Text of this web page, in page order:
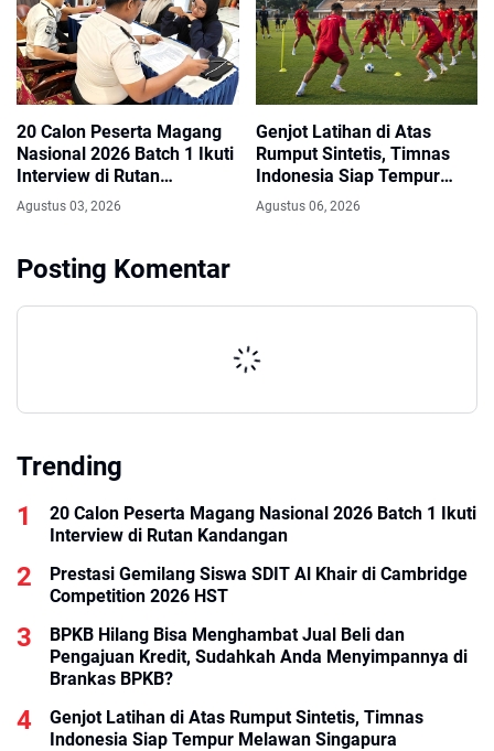
20 Calon Peserta Magang
Nasional 2026 Batch 1 Ikuti
Interview di Rutan
Kandangan
Agustus 03, 2026
Genjot Latihan di Atas
Rumput Sintetis, Timnas
Indonesia Siap Tempur
Melawan Singapura
Agustus 06, 2026
Posting Komentar
Trending
20 Calon Peserta Magang Nasional 2026 Batch 1 Ikuti
Interview di Rutan Kandangan
Prestasi Gemilang Siswa SDIT Al Khair di Cambridge
Competition 2026 HST
BPKB Hilang Bisa Menghambat Jual Beli dan
Pengajuan Kredit, Sudahkah Anda Menyimpannya di
Brankas BPKB?
Genjot Latihan di Atas Rumput Sintetis, Timnas
Indonesia Siap Tempur Melawan Singapura